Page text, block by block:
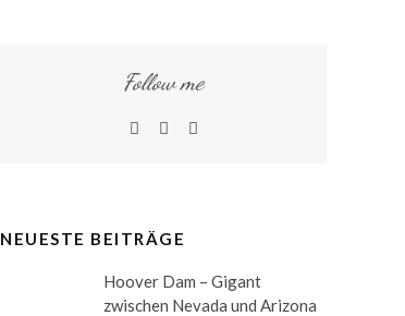
Follow me
instagram
facebook
linkedin
NEUESTE BEITRÄGE
Hoover Dam – Gigant
zwischen Nevada und Arizona